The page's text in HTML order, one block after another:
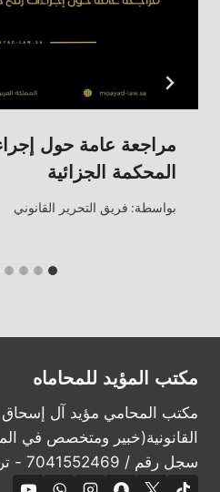
مراجعة عامة حول
المحكمة الجزائية
بواسطة: فريق التحرير القانوني
مكتب المؤيد للمحاماه
مكتب المحامي مؤيد آل إسحاق
القانونية(خبير ومتخصص في
سجل رقم / 7041552469 - ترخيص رقم / 451105